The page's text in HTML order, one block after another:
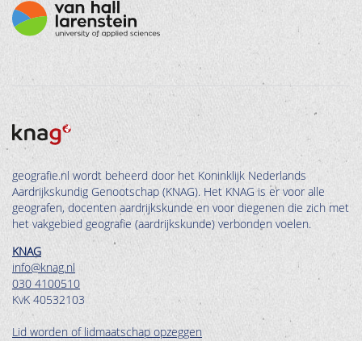
geografie.nl wordt beheerd door het Koninklijk Nederlands
Aardrijkskundig Genootschap (KNAG). Het KNAG is er voor alle
geografen, docenten aardrijkskunde en voor diegenen die zich met
het vakgebied geografie (aardrijkskunde) verbonden voelen.
KNAG
info@knag.nl
030 4100510
KvK 40532103
Lid worden of lidmaatschap opzeggen